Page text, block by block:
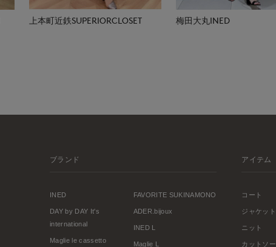
上本町近鉄SUPERIORCLOSET 梅田大丸INED
ブランド
INED
DAY by DAY It's
international
Maglie le cassetto
FAVORITE SUKINAMONO
ADER.bijoux
INED L
Maglie L
アイテム
コート
ジャケット
ニット
カットソー